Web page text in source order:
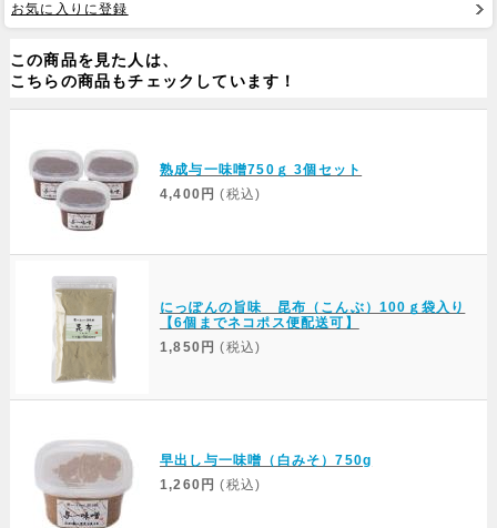
Site
お気に入りに登録
この商品を見た人は、
こちらの商品もチェックしています！
熟成与一味噌750ｇ 3個セット
4,400円 (税込)
にっぽんの旨味 昆布（こんぶ）100ｇ袋入り
【6個までネコポス便配送可】
1,850円 (税込)
早出し与一味噌（白みそ）750g
1,260円 (税込)